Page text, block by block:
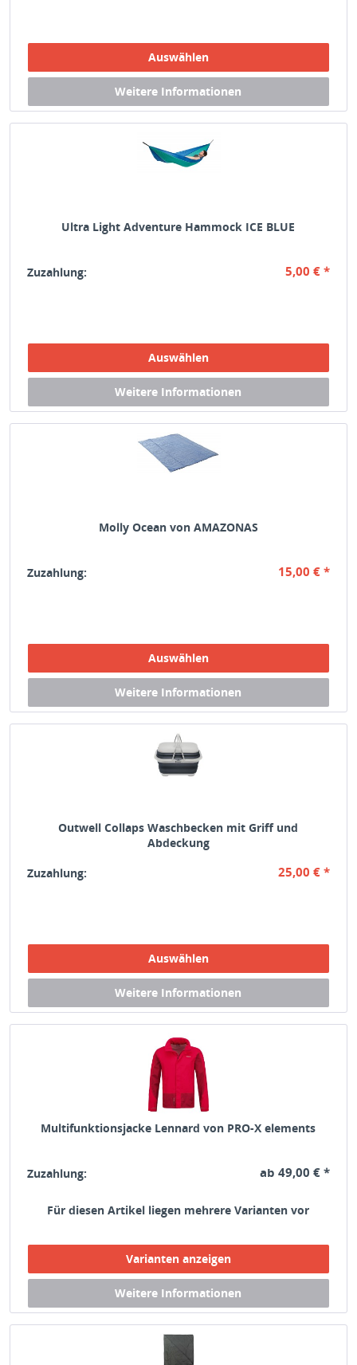
Ultra Light Adventure Hammock ICE BLUE
Zuzahlung: 5,00 € *
Molly Ocean von AMAZONAS
Zuzahlung: 15,00 € *
Outwell Collaps Waschbecken mit Griff und
Abdeckung
Zuzahlung:
25,00 € *
Multifunktionsjacke Lennard von PRO-X elements
Zuzahlung: ab 49,00 € *
Für diesen Artikel liegen mehrere Varianten vor